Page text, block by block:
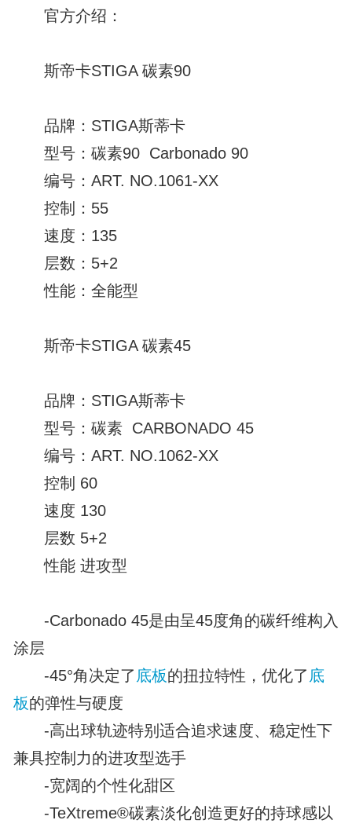
官方介绍：
斯帝卡STIGA 碳素90
品牌：STIGA斯蒂卡
型号：碳素90 Carbonado 90
编号：ART. NO.1061-XX
控制：55
速度：135
层数：5+2
性能：全能型
斯帝卡STIGA 碳素45
品牌：STIGA斯蒂卡
型号：碳素 CARBONADO 45
编号：ART. NO.1062-XX
控制 60
速度 130
层数 5+2
性能 进攻型
-Carbonado 45是由呈45度角的碳纤维构入
涂层
-45°角决定了 底板的扭拉特性，优化了 底
板的弹性与硬度
-高出球轨迹特别适合追求速度、稳定性下
兼具控制力的进攻型选手
-宽阔的个性化甜区
-TeXtreme®碳素淡化创造更好的持球感以